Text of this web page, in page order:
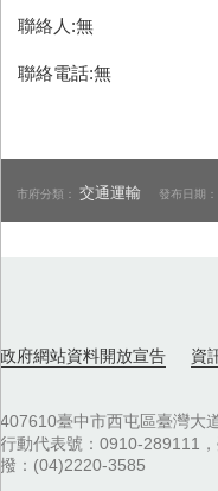
聯絡人:無
聯絡電話:無
市府分類：交通運輸 發布日期：
政府網站資料開放宣告 資
407610臺中市西屯區臺灣大
行動代表號：0910-289111
撥：(04)2220-3585